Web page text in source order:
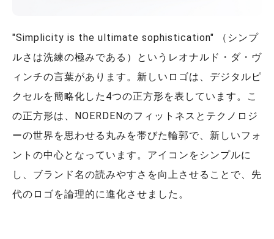
"Simplicity is the ultimate sophistication" （シンプ
ルさは洗練の極みである）というレオナルド・ダ・ヴ
ィンチの言葉があります。新しいロゴは、デジタルピ
クセルを簡略化した4つの正方形を表しています。こ
の正方形は、NOERDENのフィットネスとテクノロジ
ーの世界を思わせる丸みを帯びた輪郭で、新しいフォ
ントの中心となっています。アイコンをシンプルに
し、ブランド名の読みやすさを向上させることで、先
代のロゴを論理的に進化させました。